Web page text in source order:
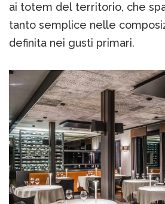
ai totem del territorio, che
tanto semplice nelle
definita nei gusti primari.